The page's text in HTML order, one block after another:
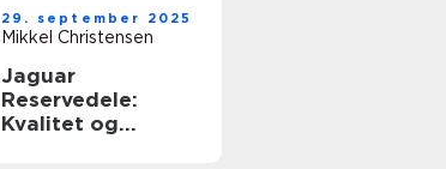
29. september 2025
Mikkel Christensen
Jaguar
Reservedele:
Kvalitet og